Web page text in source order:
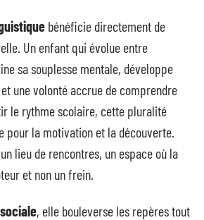
bénéficie directement de
Un enfant qui évolue entre
sa souplesse mentale, développe
une volonté accrue de comprendre
le rythme scolaire, cette pluralité
la motivation et la découverte.
lieu de rencontres, un espace où la
et non un frein.
, elle bouleverse les repères tout